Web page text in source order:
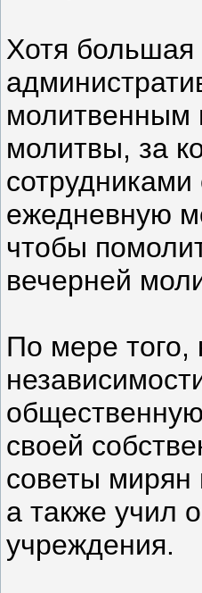
Хотя большая
молитвенным
молитвы, за
ежедневную
чтобы
вечерней
По мере того,
своей
советы мирян
а также учил
учреждения.